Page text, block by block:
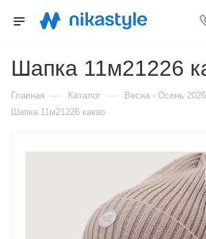
Шапка 11м21226
Главная — Каталог — Весна - Осень 2026
Шапка 11м21226 какао